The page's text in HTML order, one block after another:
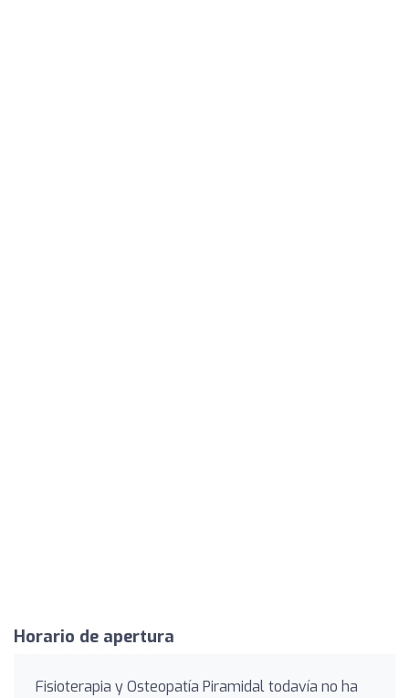
Horario de apertura
Fisioterapia y Osteopatía Piramidal todavía no ha